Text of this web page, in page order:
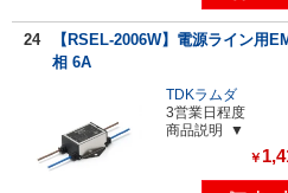
24
【RSEL-2006W】電源ライン用
相 6A
TDKラムダ
3営業日程度
商品説明
￥